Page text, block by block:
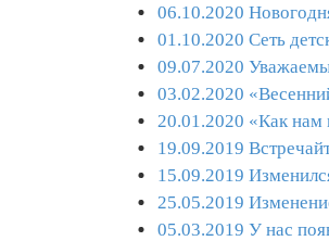
06.10.2020
01.10.2020 Сеть
09.07.2020
03.02.2020
20.01.2020 «Как нам
19.09.2019
15.09.2019
25.05.2019
05.03.2019 У нас